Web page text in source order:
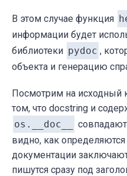
В этом случае функция
информации будет
библиотеки pydoc ,
объекта и генерацию
Посмотрим на исходный
том, что docstring и
os.__doc__
видно, как
документации
пишутся сразу под